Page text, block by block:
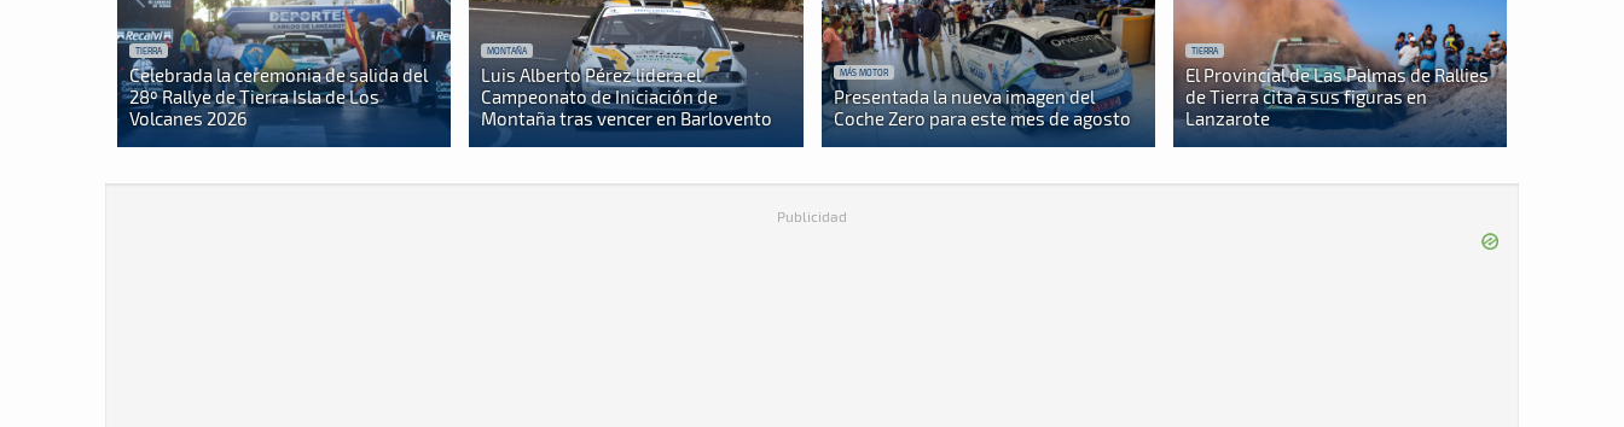
TIERRA
Celebrada la ceremonia de salida del
28º Rallye de Tierra Isla de Los
Volcanes 2026
MONTAÑA
Luis Alberto Pérez lidera el
Campeonato de Iniciación de
Montaña tras vencer en Barlovento
MÁS MOTOR
Presentada la nueva imagen del
Coche Zero para este mes de agosto
TIERRA
El Provincial de Las Palmas de Rallies
de Tierra cita a sus figuras en
Lanzarote
Publicidad